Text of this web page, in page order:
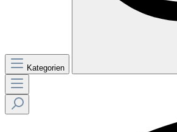
Kategorien